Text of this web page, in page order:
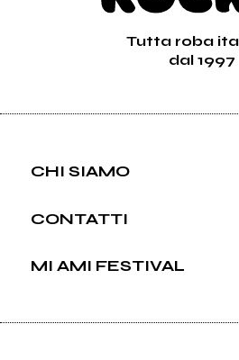
Tutta roba
dal 1997
CHI SIAMO
CONTATTI
MI AMI FESTIVAL